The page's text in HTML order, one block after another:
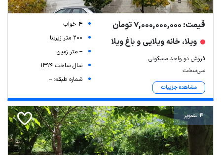
قیمت: 7,000,000,000 تومان
ویلا، خانه ویلایی و باغ ویلا
فروش دو واحد مسکونی
سی‌سخت
مشاهده جزییات
4 خواب
200 متر زیربنا
-- متر زمین
سال ساخت 1394
شماره طبقه: --
4 تصویر